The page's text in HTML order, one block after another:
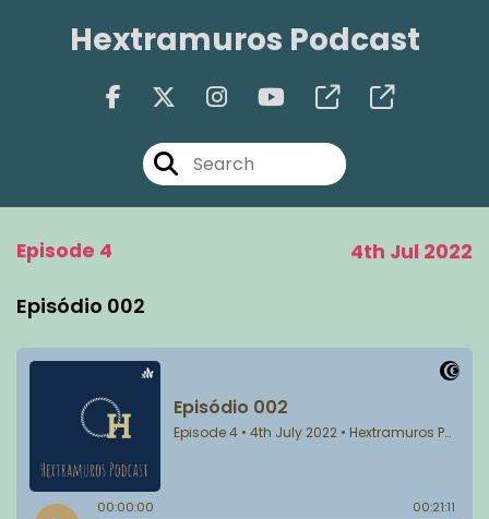
Hextramuros Podcast
Episode 4 4th Jul 2022
Episódio 002